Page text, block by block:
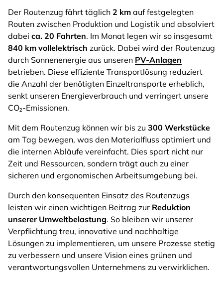
Der Routenzug fährt täglich 2 km auf festgelegten
Routen zwischen Produktion und Logistik und absolviert
dabei ca. 20 Fahrten. Im Monat legen wir so insgesamt
840 km vollelektrisch zurück. Dabei wird der Routenzug
durch Sonnenenergie aus unseren PV-Anlagen
betrieben. Diese effiziente Transportlösung reduziert
die Anzahl der benötigten Einzeltransporte erheblich,
senkt unseren Energieverbrauch und verringert unsere
CO₂-Emissionen.
Mit dem Routenzug können wir bis zu 300 Werkstücke
am Tag bewegen, was den Materialfluss optimiert und
die internen Abläufe vereinfacht. Dies spart nicht nur
Zeit und Ressourcen, sondern trägt auch zu einer
sicheren und ergonomischen Arbeitsumgebung bei.
Durch den konsequenten Einsatz des Routenzugs
leisten wir einen wichtigen Beitrag zur Reduktion
unserer Umweltbelastung. So bleiben wir unserer
Verpflichtung treu, innovative und nachhaltige
Lösungen zu implementieren, um unsere Prozesse stetig
zu verbessern und unsere Vision eines grünen und
verantwortungsvollen Unternehmens zu verwirklichen.